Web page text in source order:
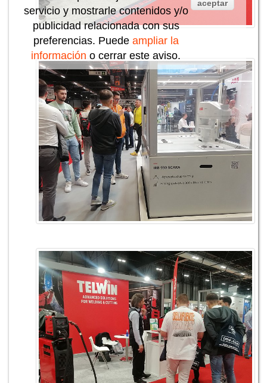
servicio y mostrarle contenidos y/o
publicidad relacionada con sus
preferencias. Puede ampliar la
información o cerrar este aviso.
aceptar